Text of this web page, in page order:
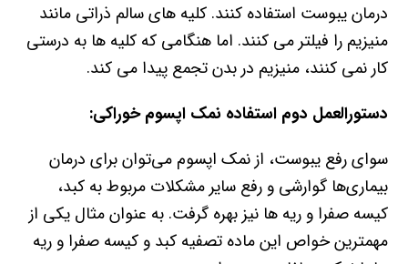
درمان یبوست استفاده کنند. کلیه های سالم ذراتی مانند
منیزیم را فیلتر می کنند. اما هنگامی که کلیه ها به درستی
کار نمی کنند، منیزیم در بدن تجمع پیدا می کند.
دستورالعمل دوم استفاده نمک اپسوم خوراکی:
سوای رفع یبوست، از نمک اپسوم می‌توان برای درمان
بیماری‌ها گوارشی و رفع سایر مشکلات مربوط به کبد،
کیسه صفرا و ریه ها نیز بهره گرفت. به عنوان مثال یکی از
مهمترین خواص این ماده تصفیه کبد و کیسه صفرا و ریه